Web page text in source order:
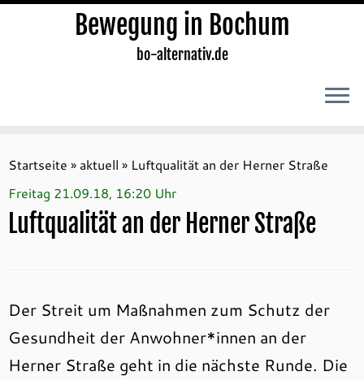
Inhalt
springen
Bewegung in Bochum
bo-alternativ.de
Startseite » aktuell » Luftqualität an der Herner Straße
Freitag 21.09.18, 16:20 Uhr
Luftqualität an der Herner Straße
Der Streit um Maßnahmen zum Schutz der
Gesundheit der Anwohner*innen an der
Herner Straße geht in die nächste Runde. Die